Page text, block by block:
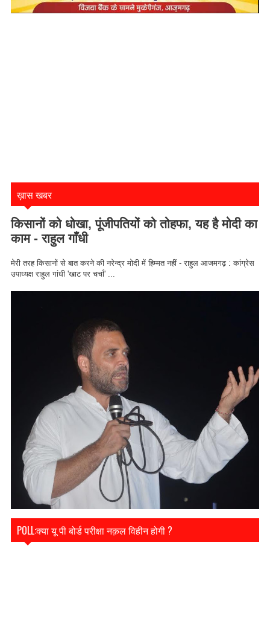
ख़ास खबर
किसानों को धोखा, पूंजीपतियों को तोहफा, यह है मोदी का
काम - राहुल गाँधी
मेरी तरह किसानों से बात करने की नरेन्द्र मोदी में हिम्मत नहीं - राहुल आजमगढ़ : कांग्रेस
उपाध्यक्ष राहुल गांधी 'खाट पर चर्चा' ...
POLL:क्या यू पी बोर्ड परीक्षा नक़ल विहीन होगी ?